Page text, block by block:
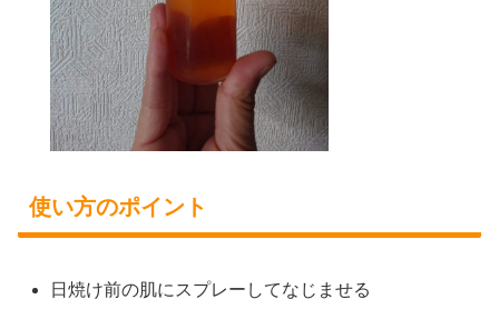
使い方のポイント
日焼け前の肌にスプレーしてなじませる